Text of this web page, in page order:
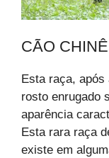
CÃO
Esta raça, após
rosto enrugado
aparência
Esta rara raça
existe em